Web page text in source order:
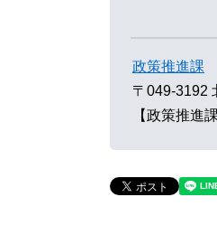
政策推進課
〒049-3192
【政策推進課